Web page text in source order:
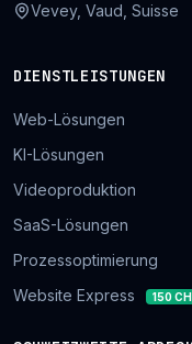
Vevey, Vaud, Suisse
DIENSTLEISTUNGEN
Web-Lösungen
KI-Lösungen
Videoproduktion
SaaS-Lösungen
Prozessoptimierung
Website Express
150